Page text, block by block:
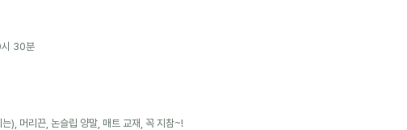
시 30분
), 머리끈, 논슬립 양말, 매트 교재, 꼭 지참~!